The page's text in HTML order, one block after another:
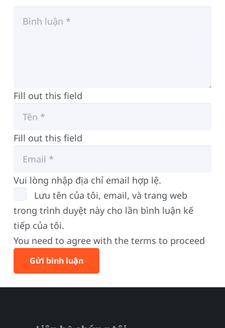
Fill out this field
Fill out this field
Vui lòng nhập địa chỉ email hợp lệ.
Lưu tên của tôi, email, và trang web
trong trình duyệt này cho lần bình luận kế
tiếp của tôi.
You need to agree with the terms to proceed
Gửi bình luận